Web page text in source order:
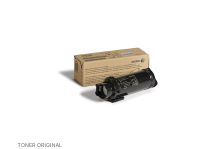
TONER ORIGINAL